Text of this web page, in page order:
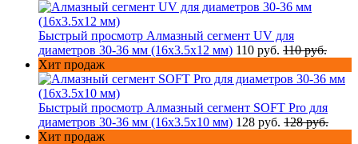
Быстрый просмотр Алмазный сегмент UV для
диаметров 30-36 мм (16х3.5х12 мм) 110 руб. 110 руб.
Хит продаж
Быстрый просмотр Алмазный сегмент SOFT Pro для
диаметров 30-36 мм (16х3.5х10 мм) 128 руб. 128 руб.
Хит продаж